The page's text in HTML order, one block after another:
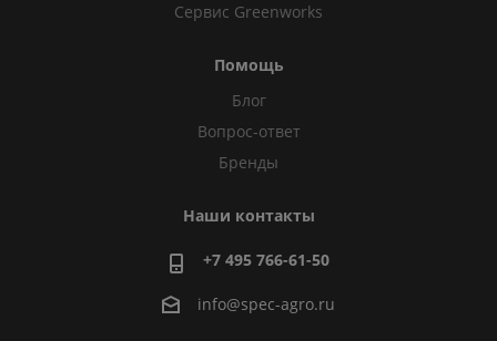
Сервис Greenworks
Помощь
Блог
Вопрос-ответ
Бренды
Наши контакты
+7 495 766-61-50
info@spec-agro.ru